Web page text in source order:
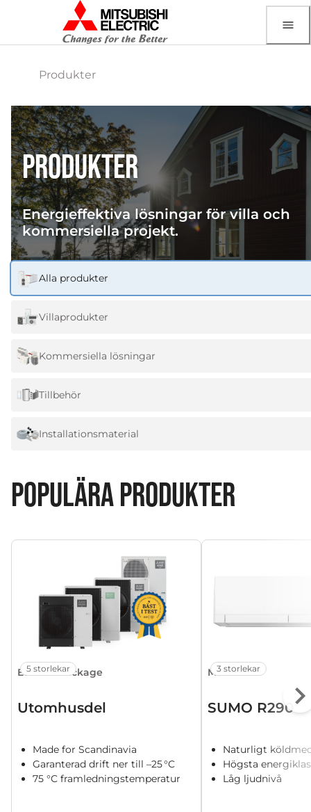
Produkter
PRODUKTER
Energieffektiva lösningar för villa och
kommersiella projekt.
Alla produkter
Villaprodukter
Kommersiella lösningar
Tillbehör
Installationsmaterial
POPULÄRA PRODUKTER
5 storlekar
Ecodan Package
Utomhusdel
Made for Scandinavia
Garanterad drift ner till –25 °C
75 °C framledningstemperatur
3 storlekar
MSZ-RZ
SUMO R290
Naturligt
Högsta
Låg ljudnivå